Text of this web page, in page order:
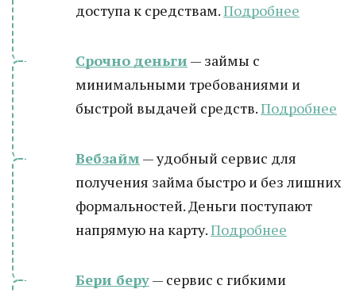
доступа к средствам.Подробнее
Срочно деньги — займы с
минимальными требованиями и
быстрой выдачей средств.Подробнее
Вебзайм — удобный сервис для
получения займа быстро и без лишних
формальностей. Деньги поступают
напрямую на карту.Подробнее
Бери беру— сервис с гибкими